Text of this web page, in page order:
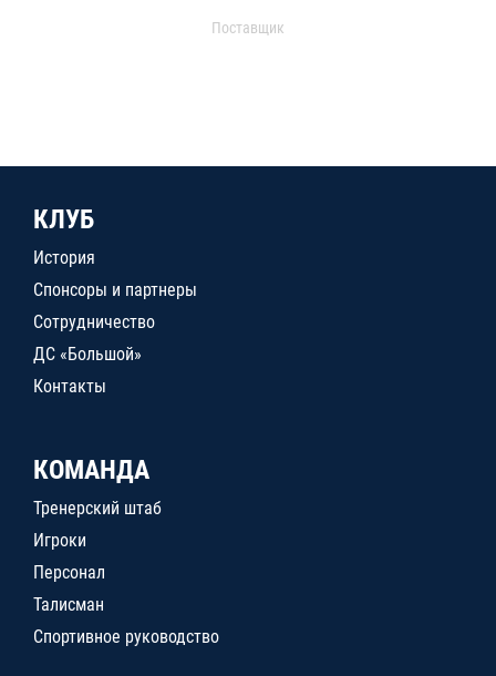
Поставщик
КЛУБ
История
Спонсоры и партнеры
Сотрудничество
ДС «Большой»
Контакты
КОМАНДА
Тренерский штаб
Игроки
Персонал
Талисман
Спортивное руководство